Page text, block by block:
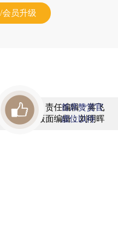
会员升级
责任编辑：蒋飞
版面编辑：刘明晖
首席赞赏官
虚位以待